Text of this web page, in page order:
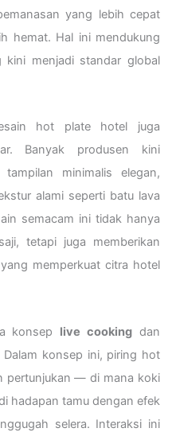
yang lebih cepat
hemat. Hal ini mendukung
kini menjadi standar global
hot plate hotel juga
Banyak produsen kini
minimalis elegan,
alami seperti batu lava
semacam ini tidak hanya
tetapi juga memberikan
memperkuat citra hotel
konsep live cooking dan
konsep ini, piring hot
pertunjukan — di mana koki
hadapan tamu dengan efek
selera. Interaksi ini